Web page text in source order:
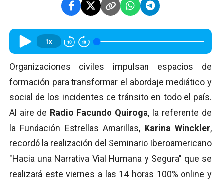
1x
Organizaciones civiles impulsan espacios de
formación para transformar el abordaje mediático y
social de los incidentes de tránsito en todo el país.
Al aire de Radio Facundo Quiroga, la referente de
la Fundación Estrellas Amarillas, Karina Winckler,
recordó la realización del Seminario Iberoamericano
"Hacia una Narrativa Vial Humana y Segura" que se
realizará este viernes a las 14 horas 100% online y